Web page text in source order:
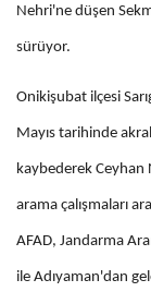
Nehri'ne düşen
sürüyor.
Onikişubat ilçesi
Mayıs tarihinde
kaybederek Ceyhan
arama çalışmaları
AFAD, Jandarma
ile Adıyaman'dan